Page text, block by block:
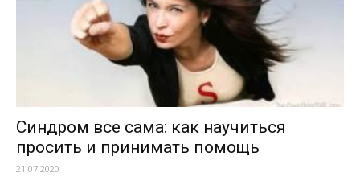
Синдром все сама: как научиться
просить и принимать помощь
21.07.2020